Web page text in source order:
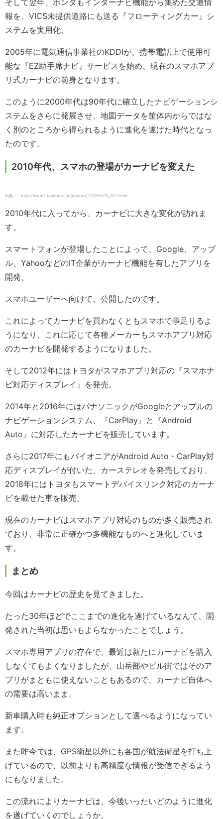
そして翌年、ホンダもインターナビ機能から集めた交通情
報を、VICS未提供道路にも送る『フローティングカー』シ
ステムを実用化。
2005年に電気通信事業社のKDDIが、携帯電話上で使用可
能な『EZ助手席ナビ』サービスを始め、現在のスマホアプ
リ式カーナビの前身となります。
このように2000年代は90年代に確立したナビゲーションシ
ステムをさらに発展させ、地図データを筐体内からではな
く別のところから得られるように進化を遂げた時代となっ
たのです。
2010年代、スマホの登場がカーナビを変えた
出典： http://www2.toyota.co.jp/jp/news/12/05/nt12_022.html
2010年代に入ってから、カーナビに大きな変化が訪れま
す。
スマートフォンが登場したことによって、Google、アップ
ル、YahooなどのIT企業がカーナビ機能を有したアプリを
開発。
スマホユーザーへ向けて、公開したのです。
これによってカーナビを買わなくともスマホで事足りるよ
うになり、これに応じて各種メーカーもスマホアプリ対応
のカーナビを開発するようになりました。
そして2012年にはトヨタがスマホアプリ対応の『スマホナ
ビ対応ディスプレイ』を発売。
2014年と2016年にはパナソニックがGoogleとアップルの
ナビゲーションシステム、『CarPlay』と『Android
Auto』に対応したカーナビを販売しています。
さらに2017年にもパイオニアがAndroid Auto・CarPlay対
応ディスプレイが付いた、カーステレオを発売しており、
2018年にはトヨタもスマートデバイスリンク対応のカーナ
ビを載せた車を販売。
現在のカーナビはスマホアプリ対応のものが多く販売され
ており、非常に正確かつ多機能なものへと進化していま
す。
まとめ
今回はカーナビの歴史を見てきました。
たった30年ほどでここまでの進化を遂げているなんて、開
発された当初は思いもよらなかったことでしょう。
スマホ専用アプリの存在で、最近は新たにカーナビを購入
しなくてもよくなりましたが、山岳部やビル街ではそのア
プリがまともに使えないこともあるので、カーナビ自体へ
の需要は高いまま。
新車購入時も純正オプションとして選べるようになってい
ます。
また昨今では、GPS衛星以外にも各国が航法衛星を打ち上
げているので、以前よりも高精度な情報が受信できるよう
にもなりました。
この流れによりカーナビは、今後いったいどのように進化
を遂げていくのでしょうか。